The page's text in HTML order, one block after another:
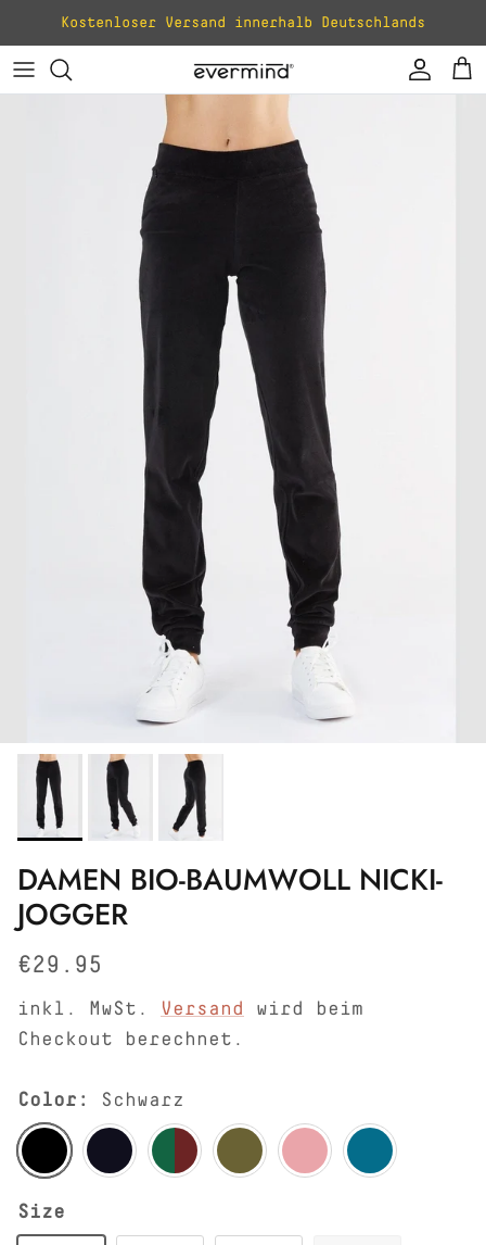
Direkt zum Inhalt
Kostenloser Versand innerhalb Deutschlands
Konto
Zu Produktinformationen springen
DAMEN BIO-BAUMWOLL NICKI-
JOGGER
Normaler Preis
€29.95
inkl. MwSt. Versand
wird beim
Checkout berechnet.
Color: Schwarz
SchwarzNachtblauBordeauxOliv Altrosa Donaublau
Size